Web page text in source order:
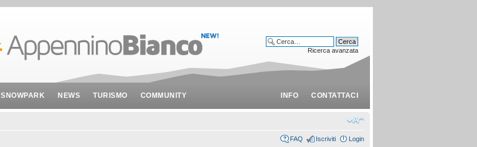
SNOWPARK NEWS TURISMO COMMUNITY INFO CONTATTACI
Ricerca avanzata
FAQ Iscriviti Login